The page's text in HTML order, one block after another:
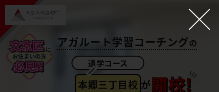
アガルート学習コーチングの
本郷三丁目校 が